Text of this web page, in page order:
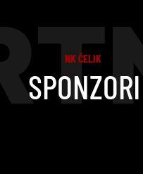
NK ČELIK
SPONZORI